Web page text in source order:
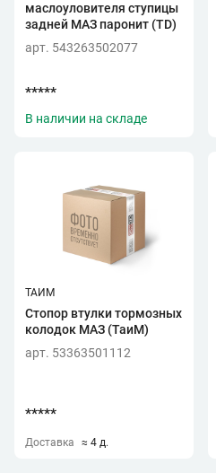
маслоуловителя ступицы
задней МАЗ паронит (TD)
арт. 543263502077
*****
В наличии на складе
ТАИМ
Стопор втулки тормозных
колодок МАЗ (ТаиМ)
арт. 53363501112
*****
Доставка ≈ 4 д.